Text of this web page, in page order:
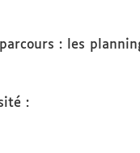
: les
: